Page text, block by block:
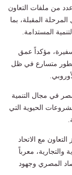
من ملفات التعاون
المقبلة، بما
المستدامة.
مؤكداً عمق
تطور متسارع في ظل
في مجال التنمية
الحيوية التي
مع الاتحاد
والتجارية، معرباً
المصري وجهود